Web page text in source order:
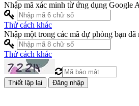
Nhập mã xác minh từ ứng dụng Google
Thử cách khác
Nhập một trong các mã dự phòng bạn đã
Thử cách khác
Đăng nhập